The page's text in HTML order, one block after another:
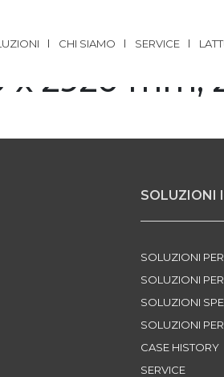
CHI SIAMO SERVICE
x 2920 mm;
SOLUZIONI
SOLUZIONI
SOLUZIONI
SOLUZIONI
SOLUZIONI
CASE HISTORY
SERVICE